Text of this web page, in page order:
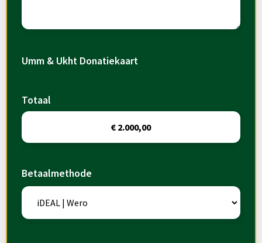
Umm & Ukht Donatiekaart
Totaal
Betaalmethode